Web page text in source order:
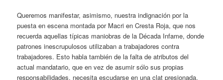
Queremos manifestar, asimismo, nuestra indignación por la
puesta en escena montada por Macri en Cresta Roja, que nos
recuerda aquellas típicas maniobras de la Década Infame, donde
patrones inescrupulosos utilizaban a trabajadores contra
trabajadores. Esto habla también de la falta de atributos del
actual mandatario, que en vez de asumir sólo sus propias
responsabilidades, necesita escudarse en una clat presionada.